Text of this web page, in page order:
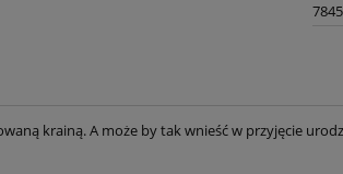
krainą. A może by tak wnieść w przyjęcie